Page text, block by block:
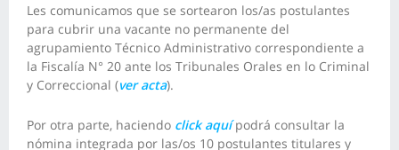
Les comunicamos que se sortearon los/as postulantes
para cubrir una vacante no permanente del
agrupamiento Técnico Administrativo correspondiente a
la Fiscalía N° 20 ante los Tribunales Orales en lo Criminal
y Correccional (ver acta).
Por otra parte, haciendo click aquí podrá consultar la
nómina integrada por las/os 10 postulantes titulares y